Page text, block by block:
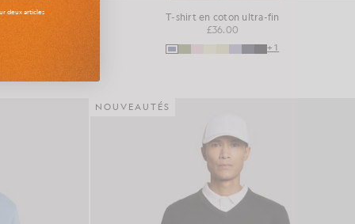
T-shirt en coton ultra-fin
£36.00
+1
NOUVEAUTÉS
deux articles